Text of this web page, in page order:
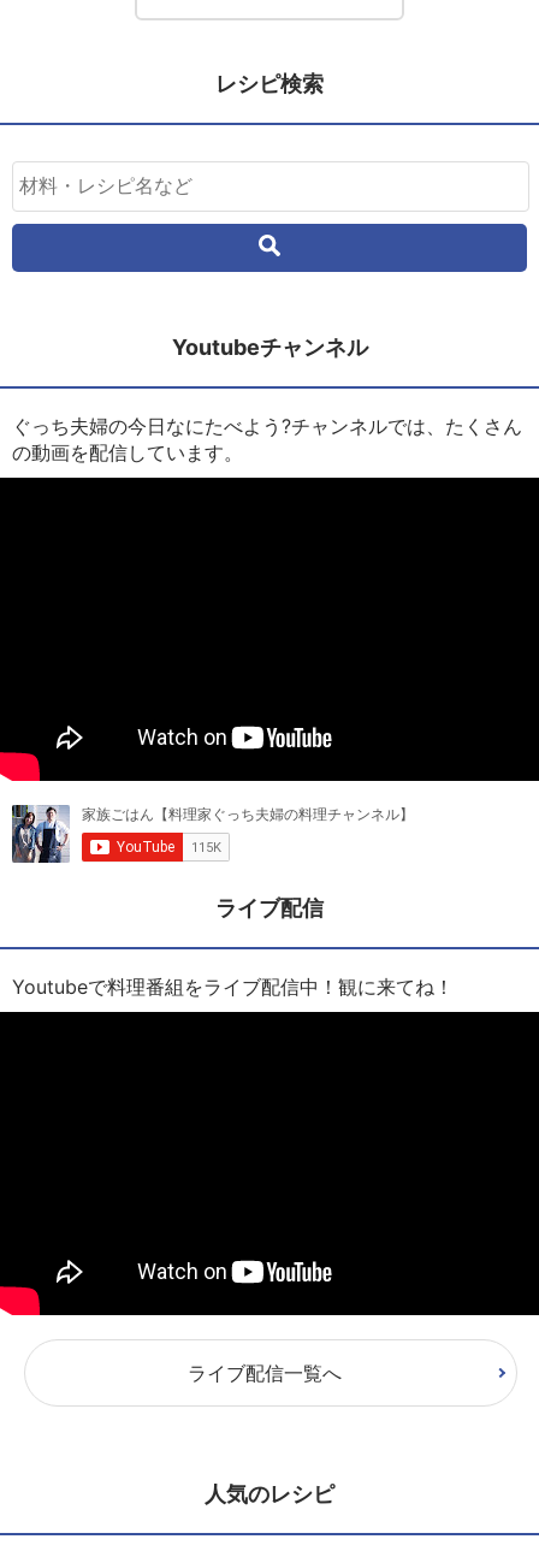
レシピ検索
Youtubeチャンネル
ぐっち夫婦の今日なにたべよう?チャンネルでは、たくさん
の動画を配信しています。
ライブ配信
Youtubeで料理番組をライブ配信中！観に来てね！
ライブ配信一覧へ
人気のレシピ